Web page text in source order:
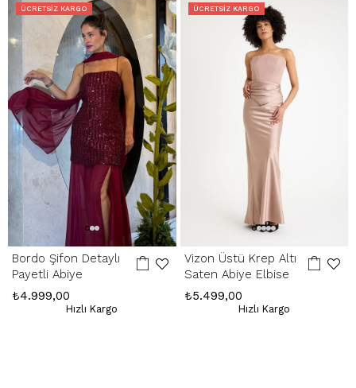
edilmemektedir.
Hatalı Ürün:Ürünün kusurlu olması durumunda, stoklarımızda varsa
yenisiyle değişim yapılır, yoksa kesintisiz ücret iadesi gerçekleştirilir.
İade Adresimiz: Kemerkaya Mah. Halkevi Cad. No 11 SpringStore - Ortahisar
/ Trabzon
Whatsapp Çağrı Merkezi:
085053217175
Bordo Şifon Detaylı
Payetli Abiye
₺4.999,00
Hızlı Kargo
ÜCRETSIZ KARGO
Vizon Üstü Krep Altı
Saten Abiye Elbise
₺5.499,00
Hızlı Kargo
ÜCRETSIZ KARGO